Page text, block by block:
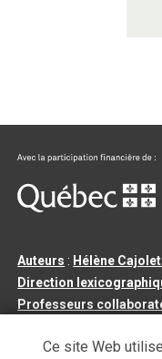
Auteurs : Hélène
Direction
Professeurs
Tous droits réservés©
Ce site Web